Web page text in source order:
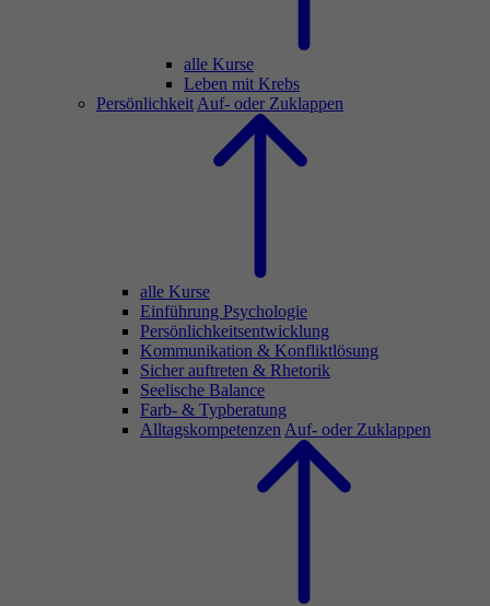
alle Kurse
Leben mit Krebs
Persönlichkeit Auf- oder Zuklappen
alle Kurse
Einführung Psychologie
Persönlichkeitsentwicklung
Kommunikation & Konfliktlösung
Sicher auftreten & Rhetorik
Seelische Balance
Farb- & Typberatung
Alltagskompetenzen Auf- oder Zuklappen